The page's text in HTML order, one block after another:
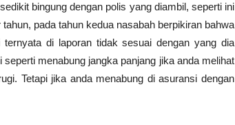
bingung dengan polis yang diambil, seperti ini
pada tahun kedua nasabah berpikiran bahwa
di laporan tidak sesuai dengan yang dia
menabung jangka panjang jika anda melihat
Tetapi jika anda menabung di asuransi dengan